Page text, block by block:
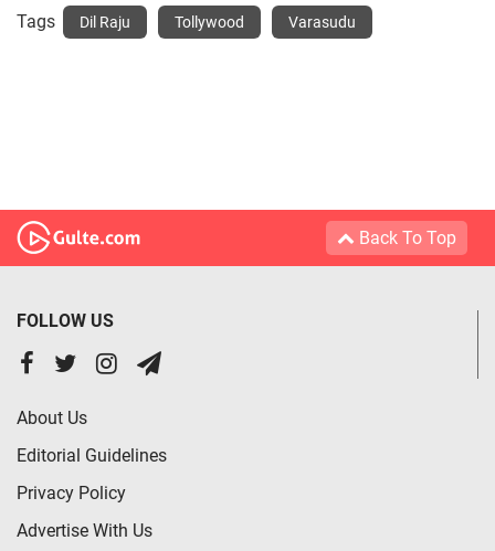
Tags Dil Raju Tollywood Varasudu
Back To Top
FOLLOW US
About Us
Editorial Guidelines
Privacy Policy
Advertise With Us